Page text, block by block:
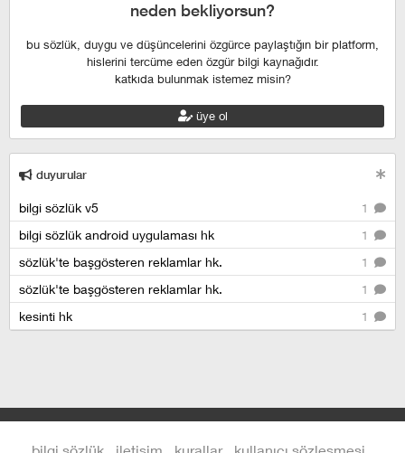
neden bekliyorsun?
bu sözlük, duygu ve düşüncelerini özgürce paylaştığın bir platform,
hislerini tercüme eden özgür bilgi kaynağıdır.
katkıda bulunmak istemez misin?
üye ol
duyurular
1
bilgi sözlük v5
1
bilgi sözlük android uygulaması hk
1
sözlük'te başgösteren reklamlar hk.
1
sözlük'te başgösteren reklamlar hk.
1
kesinti hk